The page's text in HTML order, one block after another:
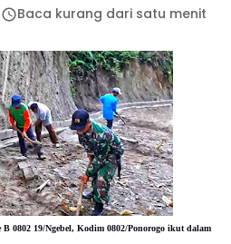
Baca kurang dari satu menit
0802 19/Ngebel, Kodim 0802/Ponorogo ikut dalam